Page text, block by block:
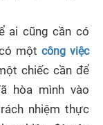
ai cũng cần có
một công việc
chiếc cần để
hòa mình vào
nhiệm thực